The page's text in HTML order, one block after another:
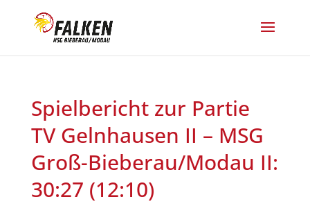
Spielbericht zur Partie
TV Gelnhausen II – MSG
Groß-Bieberau/Modau II:
30:27 (12:10)